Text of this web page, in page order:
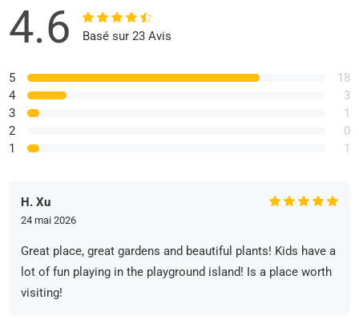
4.6 Basé sur 23 Avis
5
4
3
2
1
18
3
1
0
1
H. Xu
24 mai 2026
Great place, great gardens and beautiful plants! Kids have a
lot of fun playing in the playground island! Is a place worth
visiting!